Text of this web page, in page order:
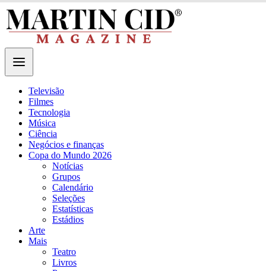
Televisão
Filmes
Tecnologia
Música
Ciência
Negócios e finanças
Copa do Mundo 2026
Notícias
Grupos
Calendário
Seleções
Estatísticas
Estádios
Arte
Mais
Teatro
Livros